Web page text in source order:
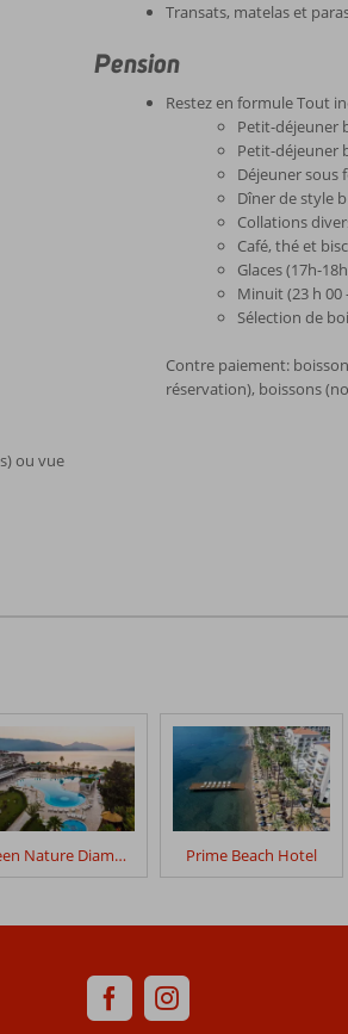
ou vue
Transats, matelas et
Pension
Restez en formule Tout
Petit-déjeuner
Petit-déjeuner
Déjeuner sous
Dîner de style
Collations
Café, thé et
Glaces (17h-
Minuit (23 h
Sélection de
Contre paiement:
réservation), boissons
Green Nature Diamond Prime Beach Hotel